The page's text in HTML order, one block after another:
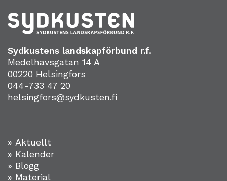
Sydkustens landskapförbund r.f.
Medelhavsgatan 14 A
00220 Helsingfors
044-733 47 20
helsingfors@sydkusten.fi
» Aktuellt
» Kalender
» Blogg
» Material